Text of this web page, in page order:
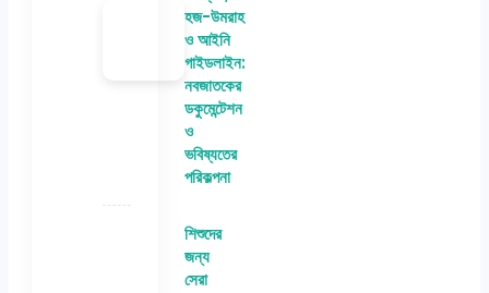
হজ-উমরাহ
ও আইনি
গাইডলাইন:
নবজাতকের
ডকুমেন্টেশন
ও
ভবিষ্যতের
পরিকল্পনা
শিশুদের
জন্য
সেরা